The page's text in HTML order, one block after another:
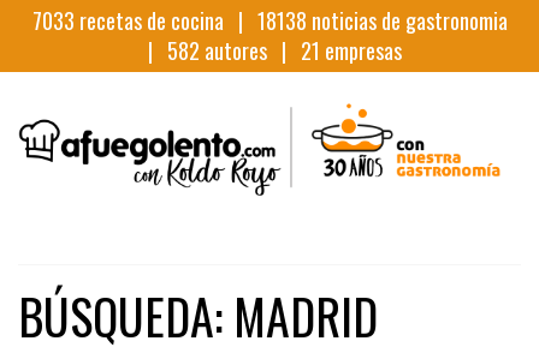
7033 recetas de cocina | 18138 noticias de gastronomia
| 582 autores | 21 empresas
BÚSQUEDA: MADRID